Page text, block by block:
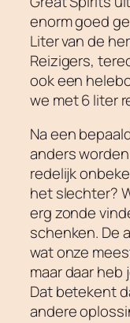
enorm goed
Liter van de
Reizigers,
ook een
we met 6 liter
Na een
anders
redelijk
het slechter?
erg zonde
schenken. De
wat onze
maar daar
Dat betekent
andere